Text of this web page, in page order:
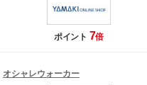
ポイント 7倍
オシャレウォーカー